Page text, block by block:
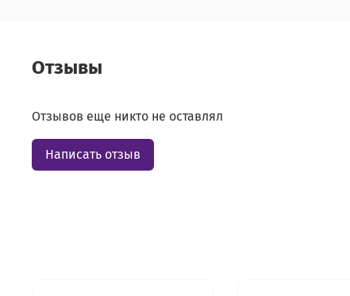
Отзывы
Отзывов еще никто не оставлял
Написать отзыв